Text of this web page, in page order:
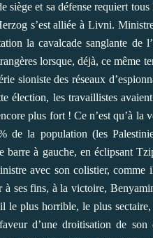
et sa défense requiert
s’est alliée à Livni.
la cavalcade sanglante de
lorsque, déjà, ce même
sioniste des réseaux
élection, les travaillistes
plus fort ! Ce n’est qu’à la
de la population (les
barre à gauche, en éclipsant
avec son colistier,
ses fins, à la victoire,
le plus horrible, le plus
d’une droitisation de son